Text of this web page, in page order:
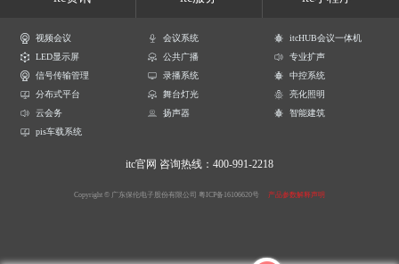
视频会议 会议系统
itcHUB会议一体机
LED显示屏
公共广播
专业扩声
信号传输管理
录播系统
中控系统
分布式平台
舞台灯光
亮化照明
云会务
扬声器
智能建筑
pis车载系统
itc官网 咨询热线：400-991-2218
Copyright © 广东保伦电子股份有限公司 粤ICP备16106620号 产品参数解释声明